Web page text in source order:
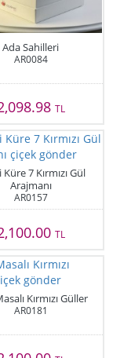
Ada Sahilleri
AR0084
TL
7 Kırmızı Gül
Arajmanı
AR0157
TL
Kırmızı Güller
AR0181